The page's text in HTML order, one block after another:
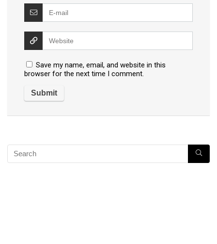
Save my name, email, and website in this
browser for the next time I comment.